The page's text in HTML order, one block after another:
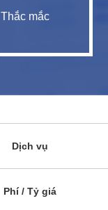
Thắc mắc
Dịch vụ
Phí / Tỷ giá